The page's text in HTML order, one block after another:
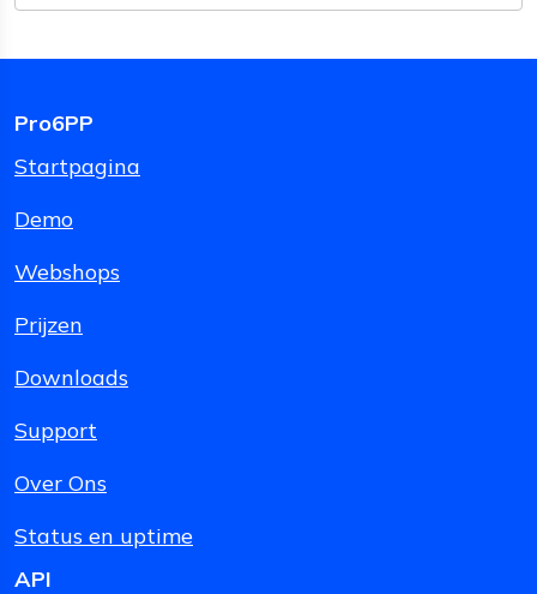
Pro6PP
Startpagina
Demo
Webshops
Prijzen
Downloads
Support
Over Ons
Status en uptime
API